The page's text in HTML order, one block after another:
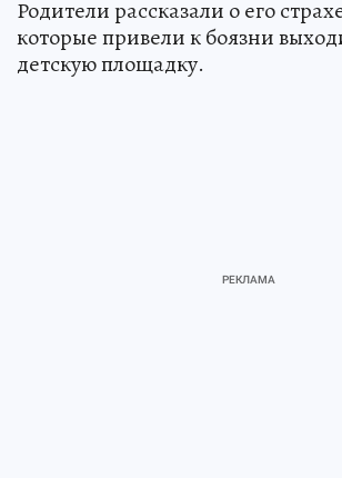
Родители рассказали о его
которые привели к боязни
детскую площадку.